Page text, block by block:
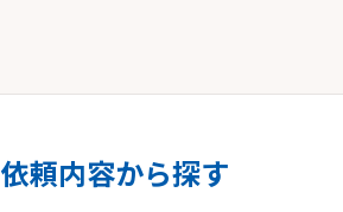
依頼内容から探す